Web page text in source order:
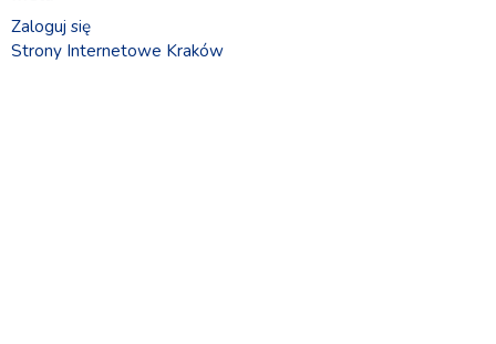
Zaloguj się
Strony Internetowe Kraków